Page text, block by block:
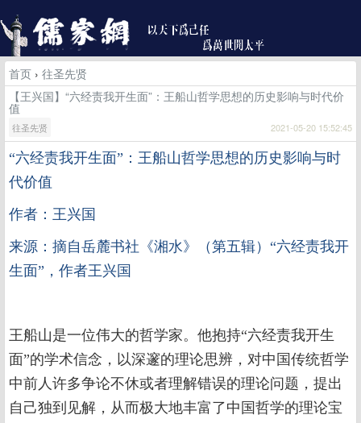
首页 › 往圣先贤
【王兴国】“六经责我开生面”：王船山哲学思想的历史影响与时代价
值
往圣先贤 2021-05-20 15:52:45
“六经责我开生面”：王船山哲学思想的历史影响与时
代价值
作者：王兴国
来源：摘自岳麓书社《湘水》（第五辑）“六经责我开
生面”，作者王兴国
王船山是一位伟大的哲学家。他抱持“六经责我开生
面”的学术信念，以深邃的理论思辨，对中国传统哲学
中前人许多争论不休或者理解错误的理论问题，提出
自己独到见解，从而极大地丰富了中国哲学的理论宝